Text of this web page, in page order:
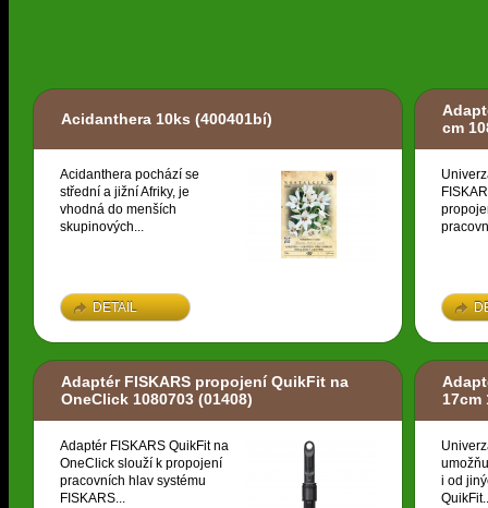
Acidanthera 10ks (400401bí)
Acidanthera pochází se
střední a jižní Afriky, je
vhodná do menších
skupinových...
DETAIL
cm
Adaptér FISKARS propojení QuikFit na
OneClick 1080703 (01408)
Adaptér FISKARS QuikFit na
OneClick slouží k propojení
pracovních hlav systému
FISKARS...
17cm
i od